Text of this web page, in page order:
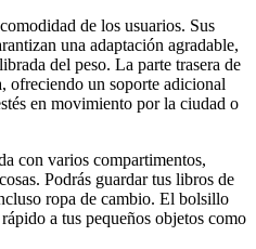
de los usuarios. Sus
una adaptación agradable,
del peso. La parte trasera de
ofreciendo un soporte adicional
en movimiento por la ciudad o
con varios compartimentos,
Podrás guardar tus libros de
ropa de cambio. El bolsillo
a tus pequeños objetos como